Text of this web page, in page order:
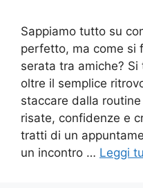
Sappiamo tutto su
perfetto, ma come si
serata tra amiche?
oltre il semplice
staccare dalla
risate, confidenze e
tratti di un
un incontro … Leggi